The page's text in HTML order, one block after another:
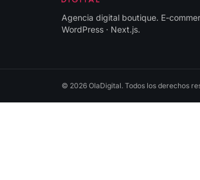
Agencia digital boutique. E-
WordPress · Next.js.
© 2026 OlaDigital. Todos los derechos